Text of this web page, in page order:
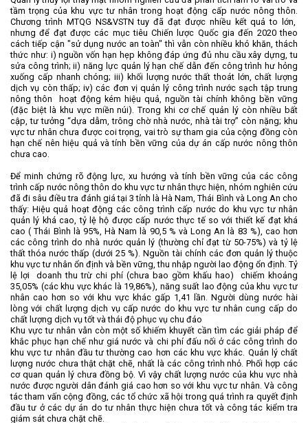
tầm trọng của khu vực tư nhân trong hoạt động cấp nước nông thôn.
Chương trình MTQG NS&VSTN tuy đã đạt được nhiều kết quả to lớn,
nhưng để đạt được các mục tiêu Chiến lược Quốc gia đến 2020 theo
cách tiếp cận "sử dụng nước an toàn" thì vẫn còn nhiều khó khăn, thách
thức như: i) nguồn vốn hạn hẹp không đáp ứng đủ nhu cầu xây dựng, tu
sửa công trình; ii) năng lực quản lý hạn chế dẫn đến công trình hư hỏng
xuống cấp nhanh chóng; iii) khối lượng nước thất thoát lớn, chất lượng
dịch vụ còn thấp; iv) các đơn vị quản lý công trình nước sạch tập trung
nông thôn
hoạt động kém hiệu quả, nguồn tài chính không bền vững
(đặc biệt là khu vực miền núi). Trong khi cơ chế quản lý còn nhiều bất
cập, tư tưởng “dựa dẫm, trông chờ nhà nước, nhà tài trợ” còn nặng; khu
vực tư nhân chưa được coi trọng, vai trò sự tham gia của cộng đồng còn
hạn chế nên hiệu quả và tính bền vững của dự án cấp nước nông thôn
chưa cao.
Để minh chứng rõ động lực, xu hướng và tính bền vững của các công
trình cấp nước nông thôn do khu vực tư nhân thực hiện, nhóm nghiên cứu
đã đi sâu điều tra đánh giá tại 3 tỉnh là Hà Nam, Thái Bình và Long An cho
thấy: Hiệu quả hoạt động các công trình cấp nước do khu vực tư nhân
quản lý khá cao, tỷ lệ hộ được cấp nước thực tế so với thiết kế đạt khá
cao ( Thái Bình là 95%, Hà Nam là 90,5 % và Long An là 83 %), cao hơn
các công trình do nhà nước quản lý (thường chỉ đạt từ 50-75%) và tỷ lệ
thất thóa nước thấp (dưới 25 %). Nguồn tài chính các đơn quản lý thuộc
khu vực tư nhân ổn định và bền vững, thu nhập người lao động ổn định. Tỷ
lệ lợi
doanh thu trừ chi phí (chưa bao gồm khấu hao)
chiếm khoảng
35,05% (các khu vực khác là 19,86%), năng suất lao động của khu vực tư
nhân cao hơn so với khu vực khác gấp 1,41 lần. Người dùng nước hài
lòng với chất lượng dịch vụ cấp nước do khu vực tư nhân cung cấp do
chất lượng dịch vụ tốt và thái độ phục vụ chu đáo
Khu vực tư nhân vẫn còn một số khiếm khuyết cần tìm các giải pháp để
khắc phục hạn chế như giá nước và chi phí đấu nối ở các công trình do
khu vực tư nhân đầu tư thường cao hơn các khu vực khác. Quản lý chất
lượng nước chưa thật chặt chẽ, nhất là các công trình nhỏ. Phối hợp các
cơ quan quản lý chưa đồng bộ. Vì vậy chất lượng nước của khu vực nhà
nước được người dân đánh giá cao hơn so với khu vực tư nhân. Và công
tác tham vấn cộng đồng, các tổ chức xã hội trong quá trình ra quyết định
đầu tư ở các dự án do tư nhân thực hiện chưa tốt và công tác kiểm tra
giám sát chưa chặt chẽ.